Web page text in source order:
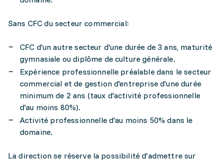
Sans CFC du secteur commercial:
CFC d'un autre secteur d'une durée de 3 ans, maturité
gymnasiale ou diplôme de culture générale.
Expérience professionnelle préalable dans le secteur
commercial et de gestion d'entreprise d'une durée
minimum de 2 ans (taux d'activité professionnelle
d'au moins 80%).
Activité professionnelle d'au moins 50% dans le
domaine.
La direction se réserve la possibilité d'admettre sur